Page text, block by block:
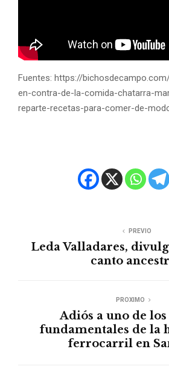
Fuentes: https://
en-contra-de-la-comida-chatarra-
reparte-recetas-para-comer-de-
PREVIO
Leda Valladares,
canto
PROXIMO
Adiós a uno de
fundamentales de la
ferrocarril en